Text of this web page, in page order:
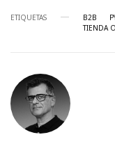
ETIQUETAS B2B
TIENDA